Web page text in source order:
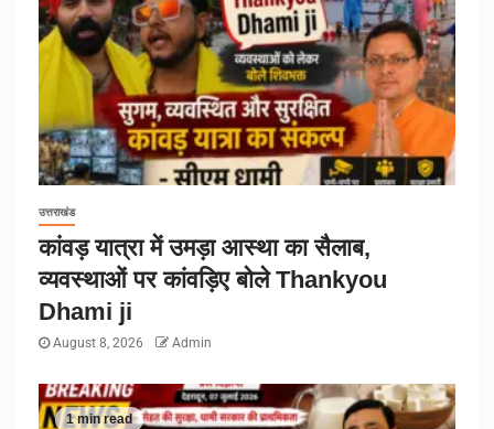
उत्तराखंड
कांवड़ यात्रा में उमड़ा आस्था का सैलाब,
व्यवस्थाओं पर कांवड़िए बोले Thankyou
Dhami ji
August 8, 2026 Admin
1 min read